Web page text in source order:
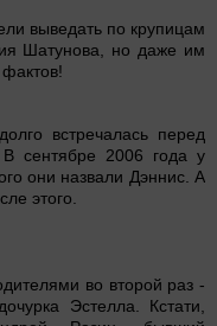
выведать по крупицам
Шатунова, но даже им
встречалась перед
В сентябре 2006 года у
они назвали Дэннис. А
этого.
во второй раз -
Эстелла. Кстати,